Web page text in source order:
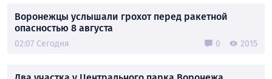
Воронежцы услышали грохот перед ракетной
опасностью 8 августа
02:07 Сегодня 0 2015